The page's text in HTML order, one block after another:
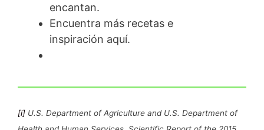
encantan.
Encuentra más recetas e
inspiración aquí.
[i] U.S. Department of Agriculture and U.S. Department of